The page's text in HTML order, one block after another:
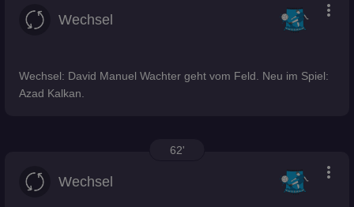
Wechsel more_vert
Wechsel: David Manuel Wachter geht vom Feld. Neu im Spiel:
Azad Kalkan.
62'
Wechsel more_vert